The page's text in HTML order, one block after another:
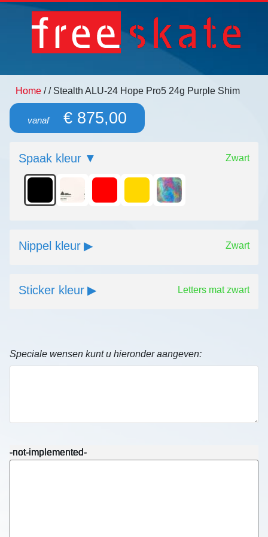
Home // Stealth ALU-24 Hope Pro5 24g Purple Shim
vanaf€ 875,00
Spaak kleur Zwart
Nippel kleur Zwart
Sticker kleur Letters mat zwart
Speciale wensen kunt u hieronder aangeven:
-not-implemented-
-not-implemented-
-not-implemented-
-not-implemented-